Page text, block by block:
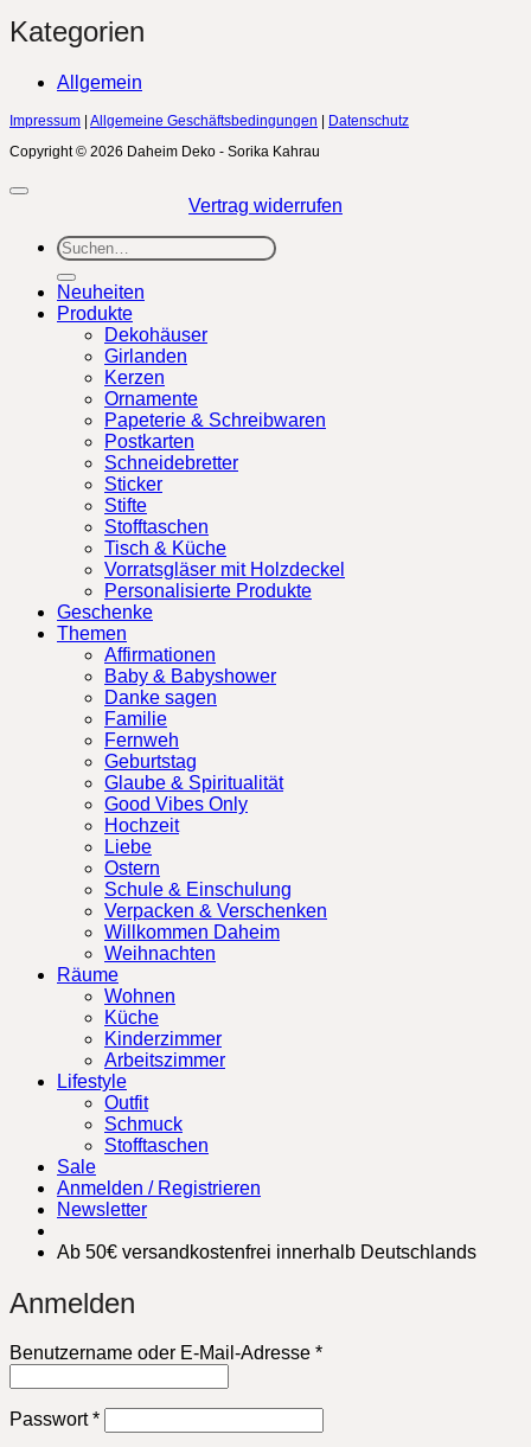
Kategorien
Allgemein
Impressum | Allgemeine Geschäftsbedingungen | Datenschutz
Copyright © 2026 Daheim Deko - Sorika Kahrau
Vertrag widerrufen
Suchen
nach:
Neuheiten
Produkte
Dekohäuser
Girlanden
Kerzen
Ornamente
Papeterie & Schreibwaren
Postkarten
Schneidebretter
Sticker
Stifte
Stofftaschen
Tisch & Küche
Vorratsgläser mit Holzdeckel
Personalisierte Produkte
Geschenke
Themen
Affirmationen
Baby & Babyshower
Danke sagen
Familie
Fernweh
Geburtstag
Glaube & Spiritualität
Good Vibes Only
Hochzeit
Liebe
Ostern
Schule & Einschulung
Verpacken & Verschenken
Willkommen Daheim
Weihnachten
Räume
Wohnen
Küche
Kinderzimmer
Arbeitszimmer
Lifestyle
Outfit
Schmuck
Stofftaschen
Sale
Anmelden / Registrieren
Newsletter
Ab 50€ versandkostenfrei innerhalb Deutschlands
Anmelden
Benutzername oder E-Mail-Adresse *Erforderlich
Passwort*Erforderlich